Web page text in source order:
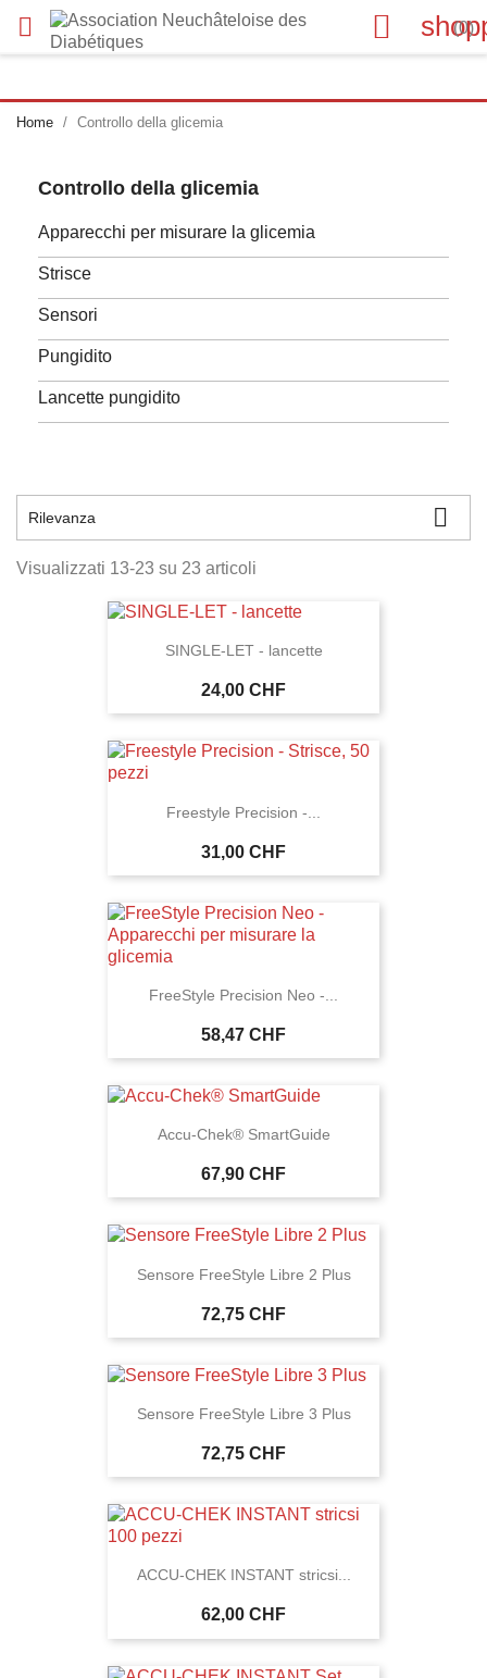
 (0)

Home Controllo della glicemia
Controllo della glicemia
Apparecchi per misurare la glicemia
Strisce
Sensori
Pungidito
Lancette pungidito
Rilevanza 
Visualizzati 13-23 su 23 articoli
SINGLE-LET - lancette
24,00 CHF
Freestyle Precision -...
31,00 CHF
FreeStyle Precision Neo -...
58,47 CHF
Accu-Chek® SmartGuide
67,90 CHF
Sensore FreeStyle Libre 2 Plus
72,75 CHF
Sensore FreeStyle Libre 3 Plus
72,75 CHF
ACCU-CHEK INSTANT stricsi...
62,00 CHF